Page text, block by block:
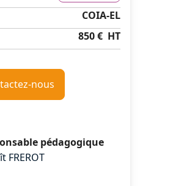
COIA-EL
850 € HT
nous
pédagogique
FREROT